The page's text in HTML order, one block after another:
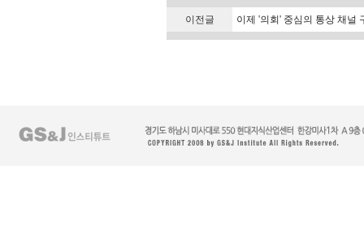
이전글 이제 '의회' 중심의 통상 채널